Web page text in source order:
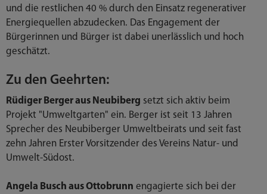
und die restlichen 40 % durch den Einsatz regenerativer
Energiequellen abzudecken. Das Engagement der
Bürgerinnen und Bürger ist dabei unerlässlich und hoch
geschätzt.
Zu den Geehrten:
Rüdiger Berger aus Neubiberg setzt sich aktiv beim
Projekt "Umweltgarten" ein. Berger ist seit 13 Jahren
Sprecher des Neubiberger Umweltbeirats und seit fast
zehn Jahren Erster Vorsitzender des Vereins Natur- und
Umwelt-Südost.
Angela Busch aus Ottobrunn engagierte sich bei der